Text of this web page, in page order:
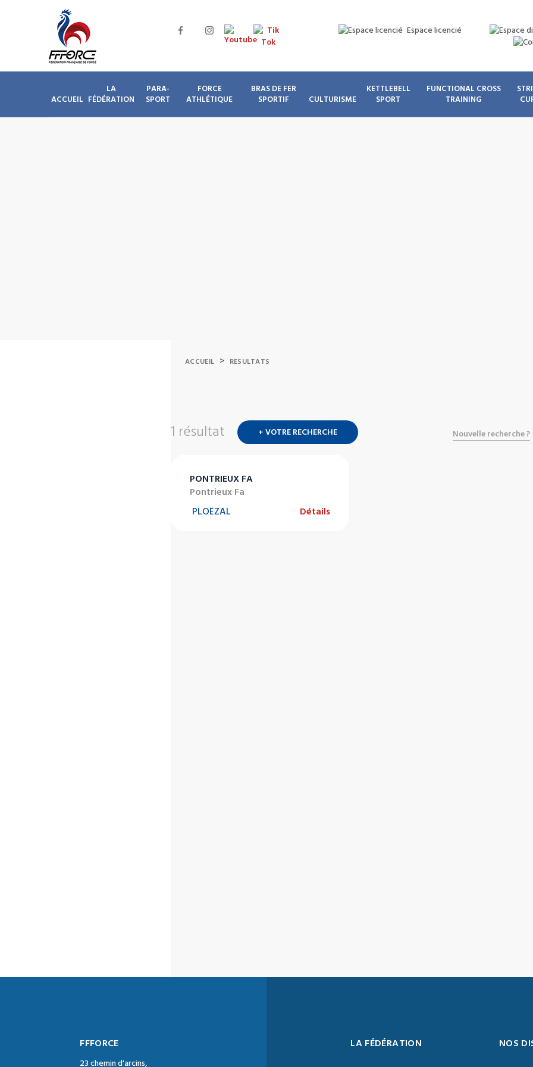
Espace licencié
ACCUEIL
LA
FÉDÉRATION
PARA-
SPORT
FORCE
ATHLÉTIQUE
BRAS DE FER
SPORTIF
CULTURISME
KETTLEBELL
SPORT
FUNCTIONAL CROSS
TRAINING
ACCUEIL > RESULTATS
1 résultat + VOTRE RECHERCHE Nouvelle recherche ?
PONTRIEUX FA
Pontrieux Fa
PLOËZAL
Détails
FFFORCE
23 chemin d'arcins,
LA FÉDÉRATION NOS